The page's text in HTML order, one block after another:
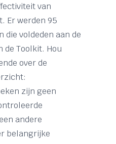
van
Er werden 95
die voldeden aan de
de Toolkit. Hou
over de
zijn geen
andere
belangrijke